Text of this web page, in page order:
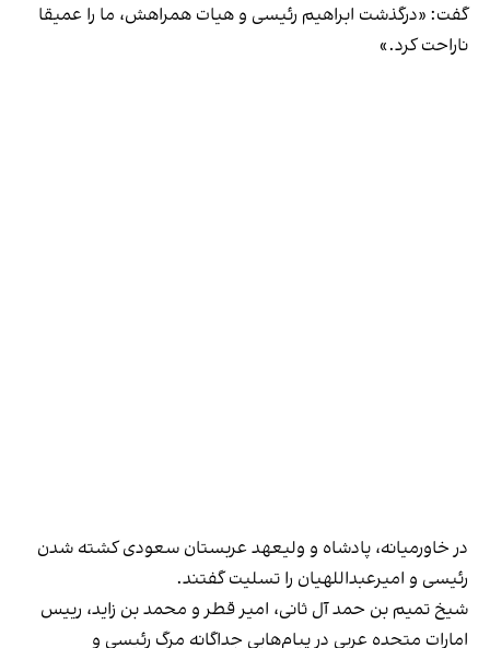
گفت: «درگذشت ابراهیم رئیسی و هیات همراهش، ما را عمیقا
ناراحت کرد.»
در خاورمیانه، پادشاه و ولیعهد عربستان سعودی کشته شدن
رئیسی و امیرعبداللهیان را تسلیت گفتند.
شیخ تمیم بن حمد آل ثانی، امیر قطر و محمد بن زاید، رییس
امارات متحده عربی در پیام‌هایی جداگانه مرگ رئیسی و